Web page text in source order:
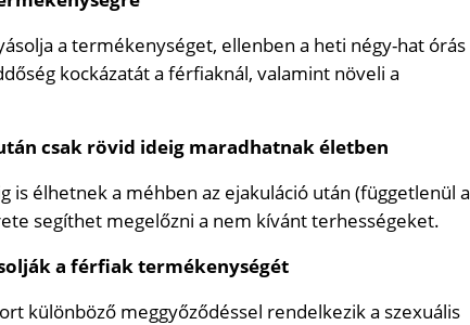
a termékenységet, ellenben a heti négy-hat órás
kockázatát a férfiaknál, valamint növeli a
csak rövid ideig maradhatnak életben
is élhetnek a méhben az ejakuláció után (függetlenül a
segíthet megelőzni a nem kívánt terhességeket.
a férfiak termékenységét
különböző meggyőződéssel rendelkezik a szexuális